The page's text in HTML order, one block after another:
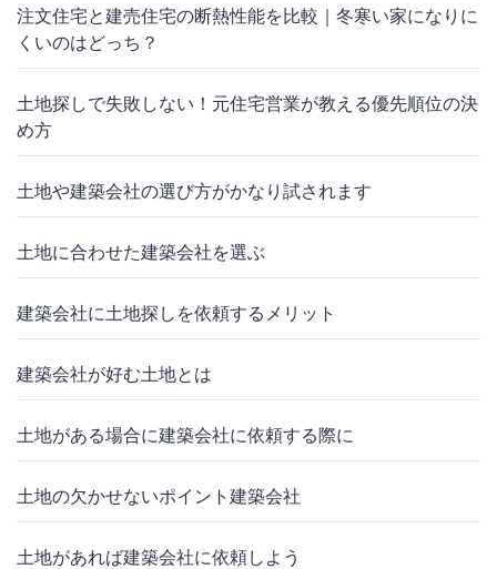
注文住宅と建売住宅の断熱性能を比較｜冬寒い家になりに
くいのはどっち？
土地探しで失敗しない！元住宅営業が教える優先順位の決
め方
土地や建築会社の選び方がかなり試されます
土地に合わせた建築会社を選ぶ
建築会社に土地探しを依頼するメリット
建築会社が好む土地とは
土地がある場合に建築会社に依頼する際に
土地の欠かせないポイント建築会社
土地があれば建築会社に依頼しよう